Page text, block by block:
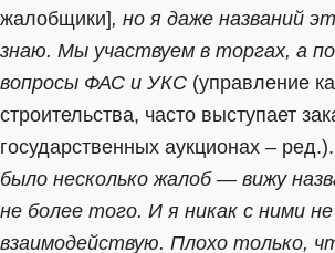
жалобщики], но я даже названий
знаю. Мы участвуем в торгах, а
вопросы ФАС и УКС (управление
строительства, часто выступает
государственных аукционах –
было несколько жалоб — вижу
не более того. И я никак с ними не
взаимодействую. Плохо только,